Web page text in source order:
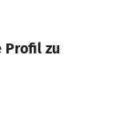
Profil zu